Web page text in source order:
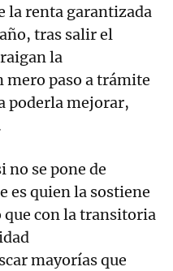
renta garantizada
tras salir el
la
paso a trámite
poderla mejorar,
no se pone de
es quien la sostiene
con la transitoria
mayorías que